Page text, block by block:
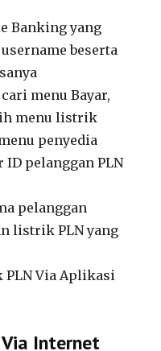
Banking yang
beserta
menu Bayar,
menu listrik
penyedia
pelanggan PLN
pelanggan
listrik PLN yang
Via Internet